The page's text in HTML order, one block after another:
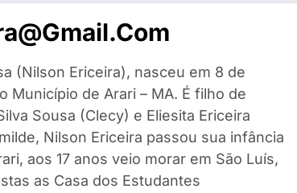
(Nilson Ericeira), nasceu em 8 de
Município de Arari – MA. É filho de
Sousa (Clecy) e Eliesita Ericeira
Nilson Ericeira passou sua infância
aos 17 anos veio morar em São Luís,
as Casa dos Estudantes